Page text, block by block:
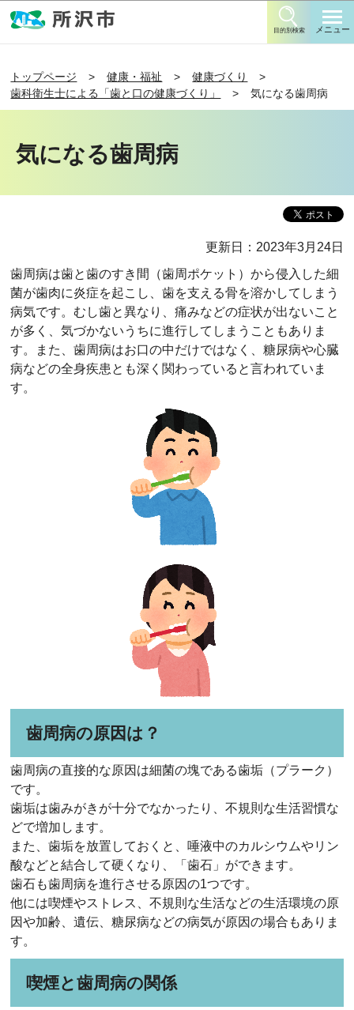
目的別検索 メニュー
トップページ 健康・福祉
健康づくり
歯科衛生士による「歯と口の健康づくり」
気になる歯周病
気になる歯周病
更新日：2023年3月24日
歯周病は歯と歯のすき間（歯周ポケット）から侵入した細
菌が歯肉に炎症を起こし、歯を支える骨を溶かしてしまう
病気です。むし歯と異なり、痛みなどの症状が出ないこと
が多く、気づかないうちに進行してしまうこともありま
す。また、歯周病はお口の中だけではなく、糖尿病や心臓
病などの全身疾患とも深く関わっていると言われていま
す。
歯周病の原因は？
歯周病の直接的な原因は細菌の塊である歯垢（プラーク）
です。
歯垢は歯みがきが十分でなかったり、不規則な生活習慣な
どで増加します。
また、歯垢を放置しておくと、唾液中のカルシウムやリン
酸などと結合して硬くなり、「歯石」ができます。
歯石も歯周病を進行させる原因の1つです。
他には喫煙やストレス、不規則な生活などの生活環境の原
因や加齢、遺伝、糖尿病などの病気が原因の場合もありま
す。
喫煙と歯周病の関係